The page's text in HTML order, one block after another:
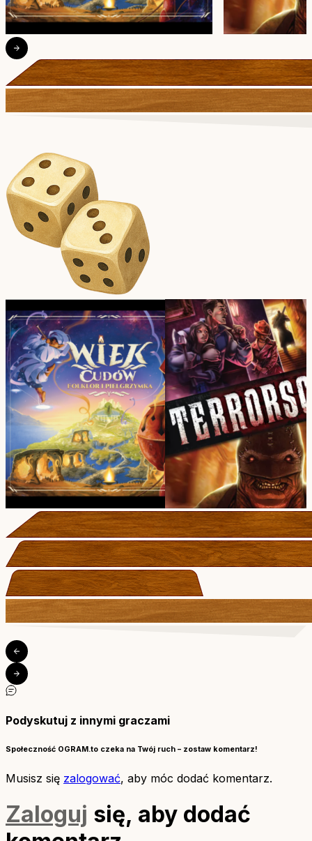
Podyskutuj z innymi graczami
Społeczność OGRAM.to czeka na Twój ruch – zostaw komentarz!
Musisz się zalogować, aby móc dodać komentarz.
Zaloguj się, aby dodać